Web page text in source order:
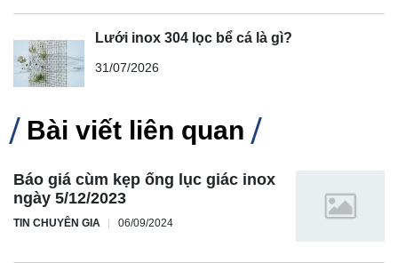
Lưới inox 304 lọc bể cá là gì?
31/07/2026
Bài viết liên quan
Báo giá cùm kẹp ống lục giác inox
ngày 5/12/2023
TIN CHUYÊN GIA 06/09/2024